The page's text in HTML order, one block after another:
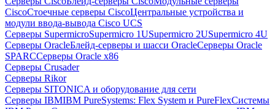
CiscoСтоечные серверы CiscoЦентральные устройства и
модули ввода-вывода Cisco UCS
Серверы SupermicroSupermicro 1USupermicro 2USupermicro 4U
Серверы OracleБлейд-серверы и шасси OracleСерверы Oracle
SPARCСерверы Oracle x86
Серверы Crusader
Серверы Rikor
Серверы SITONICA и оборудование для сети
Серверы IBMIBM PureSystems: Flex System и PureFlexСистемы